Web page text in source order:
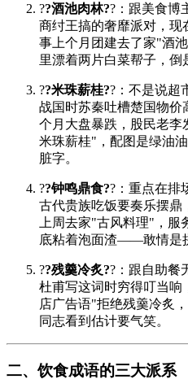
??酒池肉林??：跟美食博
商纣王搞的奢靡派对，现
事上个月团建去了家"酒
里漂着两片白菜帮子，倒
??米珠薪桂??：不是说超
战国时苏秦吐槽楚国物价
个月大盘暴跌，股民老李
米珠薪桂"，配图是绿油
脏字。
??钟鸣鼎食??：重点在排
古代贵族吃饭要奏乐摆鼎
上周去家"古风料理"，
底粘着泡面渣——敢情是
??残羹冷炙??：跟自助餐
杜甫写这词时穷得叮当响
店广告语"拒绝残羹冷炙
同志看到估计要气笑。
二、饮食成语的三大派系